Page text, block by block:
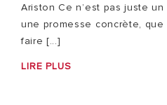
Ariston Ce n’est pas juste un
une promesse concrète, que
faire [...]
LIRE PLUS